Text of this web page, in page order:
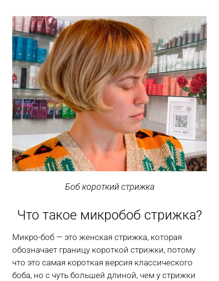
Боб короткий стрижка
Что такое микробоб стрижка?
Микро-боб — это женская стрижка, которая
обозначает границу короткой стрижки, потому
что это самая короткая версия классического
боба, но с чуть большей длиной, чем у стрижки